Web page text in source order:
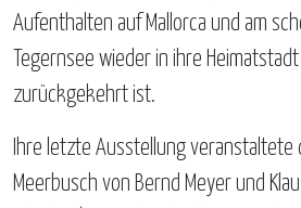
Aufenthalten auf Mallorca und am
Tegernsee wieder in ihre
zurückgekehrt ist.
Ihre letzte Ausstellung veranstaltete
Meerbusch von Bernd Meyer und